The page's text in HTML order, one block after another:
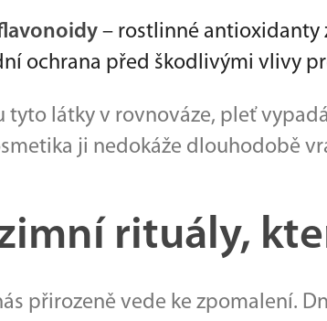
– rostlinné antioxidanty
ochrana před škodlivými vlivy
tyto látky v rovnováze, pleť
ji nedokáže dlouhodobě
rituály,
přirozeně vede ke zpomalení.